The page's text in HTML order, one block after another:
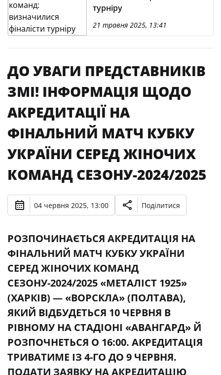
турніру
21 травня 2025, 13:41
ДО УВАГИ ПРЕДСТАВНИКІВ
ЗМІ! ІНФОРМАЦІЯ ЩОДО
АКРЕДИТАЦІЇ НА
ФІНАЛЬНИЙ МАТЧ КУБКУ
УКРАЇНИ СЕРЕД ЖІНОЧИХ
КОМАНД СЕЗОНУ-2024/2025
04 червня 2025, 13:00 Поділитися
РОЗПОЧИНАЄТЬСЯ АКРЕДИТАЦІЯ НА
ФІНАЛЬНИЙ МАТЧ КУБКУ УКРАЇНИ
СЕРЕД ЖІНОЧИХ КОМАНД
СЕЗОНУ-2024/2025 «МЕТАЛІСТ 1925»
(ХАРКІВ) — «ВОРСКЛА» (ПОЛТАВА),
ЯКИЙ ВІДБУДЕТЬСЯ 10 ЧЕРВНЯ В
РІВНОМУ НА СТАДІОНІ «АВАНГАРД» Й
РОЗПОЧНЕТЬСЯ О 16:00. АКРЕДИТАЦІЯ
ТРИВАТИМЕ ІЗ 4-ГО ДО 9 ЧЕРВНЯ.
ПОДАТИ ЗАЯВКУ НА АКРЕДИТАЦІЮ